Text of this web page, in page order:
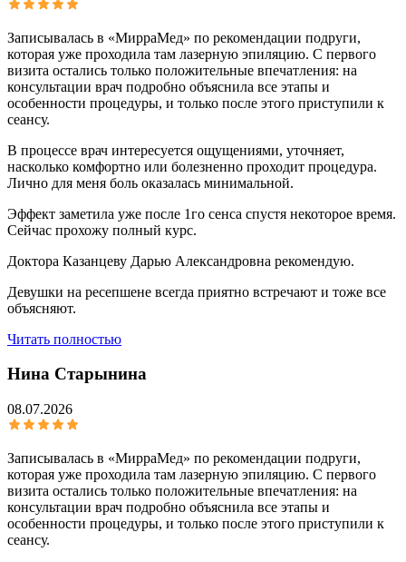
Записывалась в «МирраМед» по рекомендации подруги,
которая уже проходила там лазерную эпиляцию. С первого
визита остались только положительные впечатления: на
консультации врач подробно объяснила все этапы и
особенности процедуры, и только после этого приступили к
сеансу.
В процессе врач интересуется ощущениями, уточняет,
насколько комфортно или болезненно проходит процедура.
Лично для меня боль оказалась минимальной.
Эффект заметила уже после 1го сенса спустя некоторое время.
Сейчас прохожу полный курс.
Доктора Казанцеву Дарью Александровна рекомендую.
Девушки на ресепшене всегда приятно встречают и тоже все
объясняют.
Читать полностью
Нина Старынина
08.07.2026
Записывалась в «МирраМед» по рекомендации подруги,
которая уже проходила там лазерную эпиляцию. С первого
визита остались только положительные впечатления: на
консультации врач подробно объяснила все этапы и
особенности процедуры, и только после этого приступили к
сеансу.